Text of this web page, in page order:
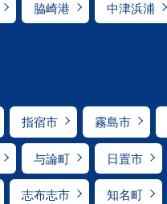
脇崎港 中津浜浦
指宿市 霧島市
与論町 日置市
志布志市 知名町